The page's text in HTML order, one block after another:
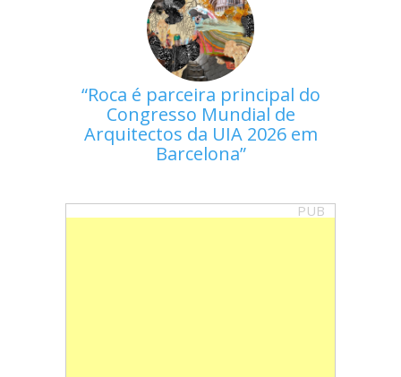
Roca é parceira principal do
Congresso Mundial de
Arquitectos da UIA 2026 em
Barcelona
PUB